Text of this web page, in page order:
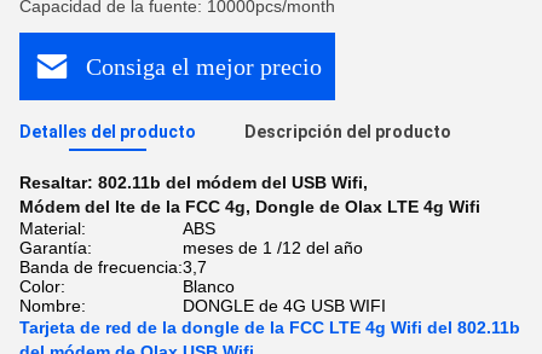
Capacidad de la fuente: 10000pcs/month
Consiga el mejor precio
Detalles del producto Descripción del producto
Resaltar: 802.11b del módem del USB Wifi,
Módem del lte de la FCC 4g, Dongle de Olax LTE 4g Wifi
Material:
ABS
Garantía:
meses de 1 /12 del año
Banda de frecuencia:3,7
Color:
Blanco
Nombre:
DONGLE de 4G USB WIFI
Tarjeta de red de la dongle de la FCC LTE 4g Wifi del 802.11b